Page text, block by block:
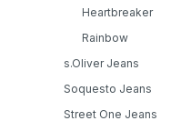
Heartbreaker
Rainbow
s.Oliver Jeans
Soquesto Jeans
Street One Jeans